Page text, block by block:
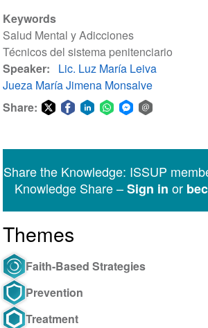
Keywords
Salud Mental y Adicciones
Técnicos del sistema penitenciario
Speaker
Lic. Luz María Leiva
Jueza María Jimena Monsalve
Share:
Messenger
Share the Knowledge: ISSUP
Knowledge Share –Sign in or
Themes
Faith-Based Strategies
Prevention
Treatment